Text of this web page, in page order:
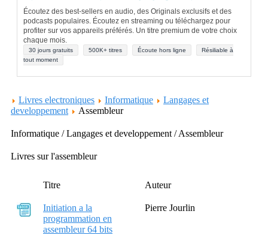
Écoutez des best-sellers en audio, des Originals exclusifs et des
podcasts populaires. Écoutez en streaming ou téléchargez pour
profiter sur vos appareils préférés. Un titre premium de votre choix
chaque mois.
30 jours gratuits 500K+ titres Écoute hors ligne
Résiliable à
tout moment
Livres electroniques Informatique
Langages et
developpement
Assembleur
Informatique / Langages et developpement / Assembleur
Livres sur l'assembleur
Titre Auteur
Initiation a la
programmation en
assembleur 64 bits
Pierre Jourlin